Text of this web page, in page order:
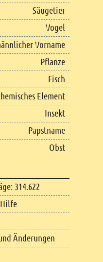
Säugetier
Vogel
Vorname
Pflanze
Fisch
Element
Insekt
Papstname
Obst
314.622
Änderungen